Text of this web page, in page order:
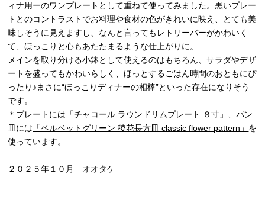
ィナ用ーのワンプレートとして重ねて使ってみました。黒いプレー
トとのコントラストでお料理や食材の色がきれいに映え、とても美
味しそうに見えますし、なんと言ってもレトリーバーがかわいく
て、ほっこりと心もあたたまるような仕上がりに。
メインを取り分ける小鉢として使えるのはもちろん、サラダやデザ
ートを盛ってもかわいらしく、ほっとするごはん時間のおともにぴ
ったり♪まさに“ほっこりディナーの相棒”といった存在になりそう
です。
＊プレートには 「チャコール ラウンドリムプレート ８寸」
、パン
皿には 「ベルベットグリーン 稜花長方皿 classic flower pattern」 を
使っています。
２０２５年１０月 オオタケ